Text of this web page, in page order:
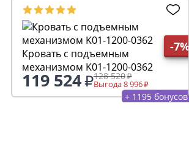
-7%
Кровать с подъемным
механизмом K01-1200-0362
119 524 128 520
Выгода 8 996
+ 1195 бонусов